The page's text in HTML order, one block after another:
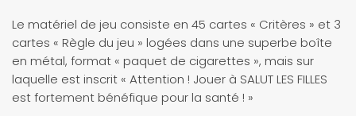
Le matériel de jeu consiste en 45 cartes « Critères » et 3
cartes « Règle du jeu » logées dans une superbe boîte
en métal, format « paquet de cigarettes », mais sur
laquelle est inscrit « Attention ! Jouer à SALUT LES FILLES
est fortement bénéfique pour la santé ! »